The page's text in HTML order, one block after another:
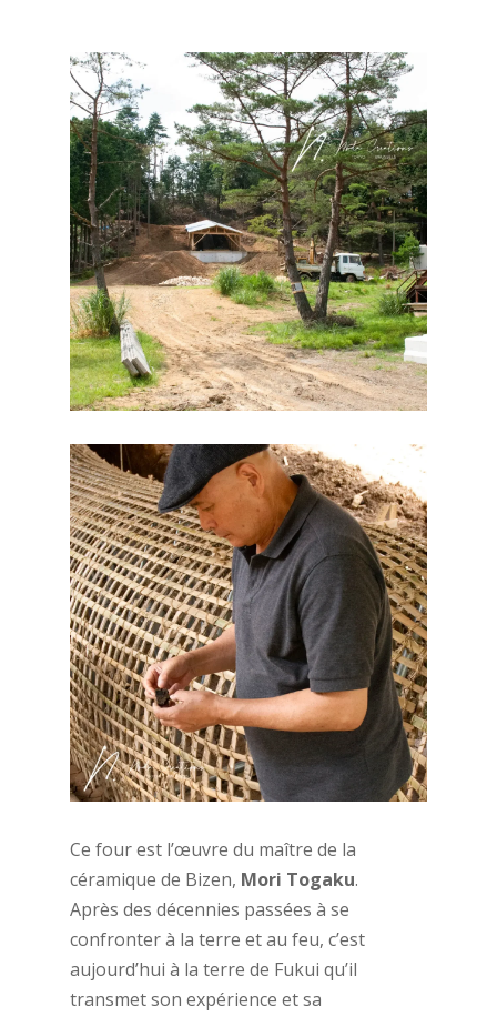
Ce four est l’œuvre du maître de la
céramique de Bizen, Mori Togaku.
Après des décennies passées à se
confronter à la terre et au feu, c’est
aujourd’hui à la terre de Fukui qu’il
transmet son expérience et sa